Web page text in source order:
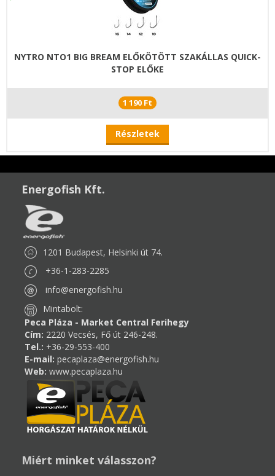
NYTRO NTO1 BIG BREAM ELŐKÖTÖTT SZAKÁLLAS QUICK-
STOP ELŐKE
1 190 Ft
Részletek
Energofish Kft.
1201 Budapest, Helsinki út 74.
+36-1-283-2285
info@energofish.hu
Mintabolt:
Peca Pláza - Market Central Ferihegy
Cím: 2220 Vecsés, Fő út 246-248.
Tel.: +36-29-553-400
E-mail: pecaplaza@energofish.hu
Web: www.pecaplaza.hu
Miért minket válasszon?